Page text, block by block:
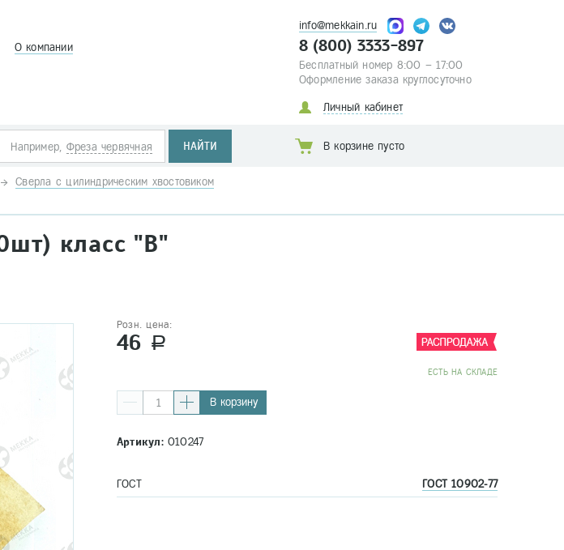
О компании
info@mekkain.ru
8 (800) 3333-897
Бесплатный номер 8:00 – 17:00
Оформление заказа круглосуточно
Личный кабинет
Например, Фреза червячная НАЙТИ В корзине пусто
Сверла с цилиндрическим хвостовиком
класс "В"
Розн. цена:
46 a
EСТЬ НА СКЛАДЕ
В корзину
Артикул:010247
ГОСТ ГОСТ 10902-77